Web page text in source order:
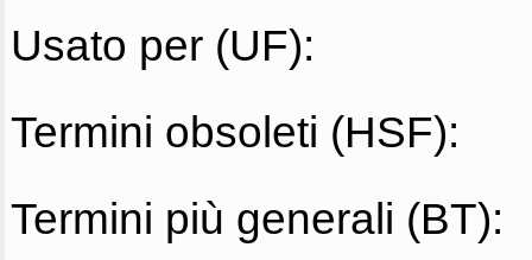
Usato per (UF):
Termini obsoleti (HSF):
Termini più generali (BT):